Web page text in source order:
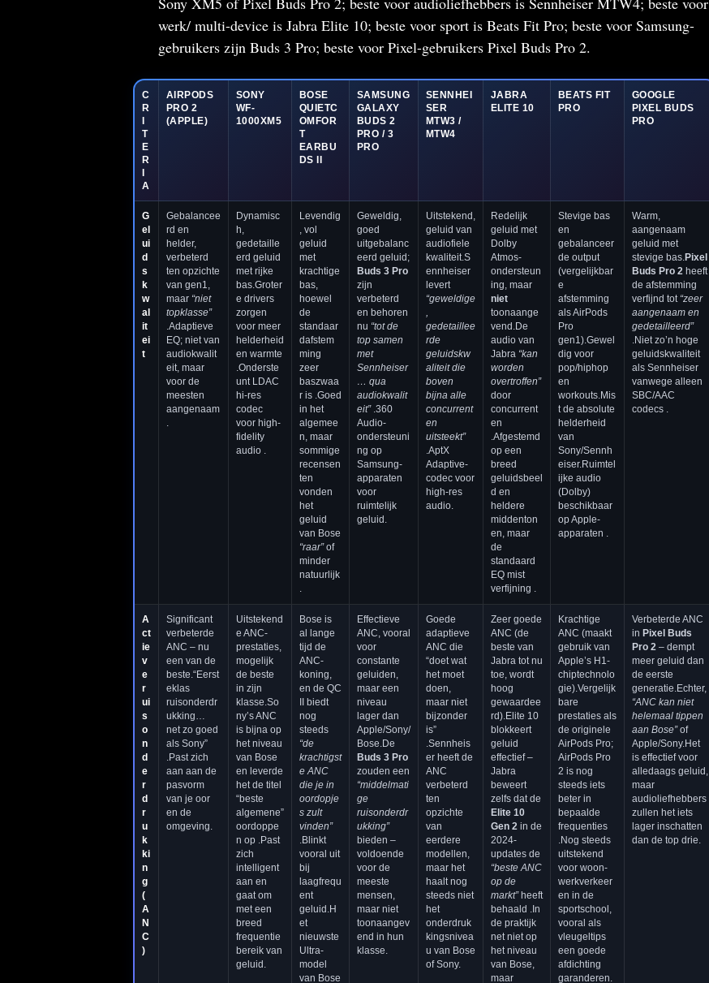
werk/ multi-device is Jabra Elite 10; beste voor sport is Beats Fit Pro; beste voor Samsung-
gebruikers zijn Buds 3 Pro; beste voor Pixel-gebruikers Pixel Buds Pro 2.
C
R
T
E
R
A
AIRPODS
PRO 2
(APPLE)
SONY
WF-
1000XM5
BOSE
QUIETC
OMFOR
T
EARBU
DS II
SAMSUNG
GALAXY
BUDS 2
PRO / 3
PRO
SENNHEI
SER
MTW3 /
MTW4
JABRA
ELITE 10
BEATS FIT
PRO
GOOGLE
PIXEL BUDS
PRO
G
el
ui
d
s
k
w
al
it
ei
t
Gebalancee
rd en
helder,
verbeterd
ten opzichte
van gen1,
maar “niet
topklasse”
.Adaptieve
EQ; niet van
audiokwalit
eit, maar
voor de
meesten
aangenaam
.
Dynamisc
h,
gedetaille
erd geluid
met rijke
bas.Groter
e drivers
zorgen
voor meer
helderheid
en warmte
.Onderste
unt LDAC
hi-res
codec
voor high-
fidelity
audio .
Levendig
, vol
geluid
met
krachtige
bas,
hoewel
de
standaar
dafstem
ming
zeer
baszwaa
r is .Goed
in het
algemee
n, maar
sommige
recensen
ten
vonden
het
geluid
van Bose
“raar”of
minder
natuurlijk
.
Geweldig,
goed
uitgebalanc
eerd geluid;
Buds 3 Pro
zijn
verbeterd
en behoren
nu “tot de
top samen
met
Sennheiser
… qua
audiokwalit
eit”.360
Audio-
ondersteuni
ng op
Samsung-
apparaten
voor
ruimtelijk
geluid.
Uitstekend,
geluid van
audiofiele
kwaliteit.S
ennheiser
levert
“geweldige
,
gedetaillee
rde
geluidskw
aliteit die
boven
bijna alle
concurrent
en
uitsteekt”
.AptX
Adaptive-
codec voor
high-res
audio.
Redelijk
geluid met
Dolby
Atmos-
ondersteun
ing, maar
niet
toonaange
vend.De
audio van
Jabra “kan
worden
overtroffen”
door
concurrent
en
.Afgestemd
op een
breed
geluidsbeel
d en
heldere
middenton
en, maar
de
standaard
EQ mist
verfijning .
Stevige bas
en
gebalanceer
de output
(vergelijkbar
e
afstemming
als AirPods
Pro
gen1).Gewel
dig voor
pop/hiphop
en
workouts.Mis
t de absolute
helderheid
van
Sony/Sennh
eiser.Ruimtel
ijke audio
(Dolby)
beschikbaar
op Apple-
apparaten .
Warm,
aangenaam
geluid met
stevige bas.Pixel
Buds Pro 2heeft
de afstemming
verfijnd tot “zeer
aangenaam en
gedetailleerd”
.Niet zo’n hoge
geluidskwaliteit
als Sennheiser
vanwege alleen
SBC/AAC
codecs .
A
ct
ie
v
e
r
ui
s
o
n
d
e
r
d
r
u
k
ki
n
g
(
A
N
C
)
Significant
verbeterde
ANC – nu
een van de
beste.“Eerst
eklas
ruisonderdr
ukking…
net zo goed
als Sony”
.Past zich
aan aan de
pasvorm
van je oor
en de
omgeving.
Uitstekend
e ANC-
prestaties,
mogelijk
de beste
in zijn
klasse.So
ny’s ANC
is bijna op
het niveau
van Bose
en leverde
het de titel
“beste
algemene”
oordoppe
n op .Past
zich
intelligent
aan en
gaat om
met een
breed
frequentie
bereik van
geluid.
Bose is
al lange
tijd de
ANC-
koning,
en de QC
II biedt
nog
steeds
“de
krachtigst
e ANC
die je in
oordopje
s zult
vinden”
.Blinkt
vooral uit
bij
laagfrequ
ent
geluid.H
et
nieuwste
Ultra-
model
van Bose
Effectieve
ANC, vooral
voor
constante
geluiden,
maar een
niveau
lager dan
Apple/Sony/
Bose.De
Buds 3 Pro
zouden een
“middelmati
ge
ruisonderdr
ukking”
bieden –
voldoende
voor de
meeste
mensen,
maar niet
toonaangev
end in hun
klasse.
Goede
adaptieve
ANC die
“doet wat
het moet
doen,
maar niet
bijzonder
is”
.Sennheis
er heeft de
ANC
verbeterd
ten
opzichte
van
eerdere
modellen,
maar het
haalt nog
steeds niet
het
onderdruk
kingsnivea
u van Bose
of Sony.
Zeer goede
ANC (de
beste van
Jabra tot nu
toe, wordt
hoog
gewaardee
rd).Elite 10
blokkeert
geluid
effectief –
Jabra
beweert
zelfs dat de
Elite 10
Gen 2in de
2024-
updates de
“beste ANC
op de
markt”heeft
behaald .In
de praktijk
net niet op
het niveau
van Bose,
maar
Krachtige
ANC (maakt
gebruik van
Apple’s H1-
chiptechnolo
gie).Vergelijk
bare
prestaties als
de originele
AirPods Pro;
AirPods Pro
2 is nog
steeds iets
beter in
bepaalde
frequenties
.Nog steeds
uitstekend
voor woon-
werkverkeer
en in de
sportschool,
vooral als
vleugeltips
een goede
afdichting
garanderen.
Verbeterde ANC
in Pixel Buds
Pro 2– dempt
meer geluid dan
de eerste
generatie.Echter,
“ANC kan niet
helemaal tippen
aan Bose”of
Apple/Sony.Het
is effectief voor
alledaags geluid,
maar
audioliefhebbers
zullen het iets
lager inschatten
dan de top drie.